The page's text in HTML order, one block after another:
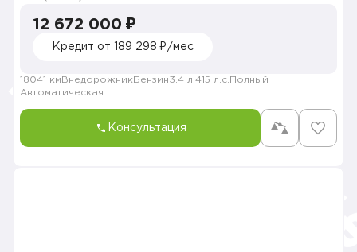
12 672 000 ₽
Кредит от 189 298 ₽/мес
18041 км Внедорожник Бензин3.4 л. 415 л.с. Полный
Автоматическая
Консультация